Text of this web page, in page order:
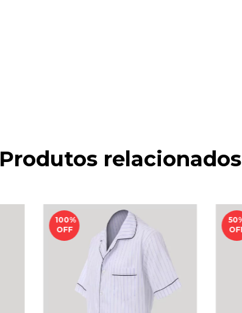
Produtos relacionados
100%
OFF
50